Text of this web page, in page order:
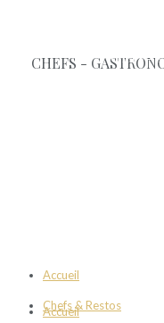
Accueil
Chefs & Restos
Accueil